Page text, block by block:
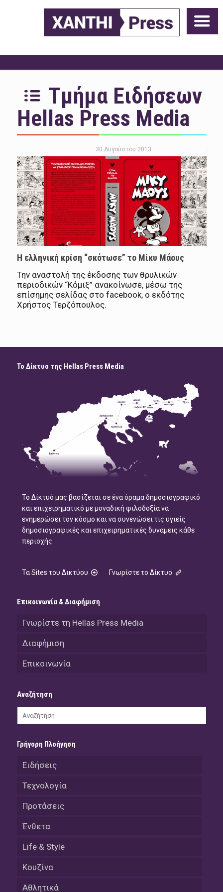
Τμήμα Ειδήσεων
Hellas Press Media
30 Αυγούστου 2013
Η ελληνική κρίση “σκότωσε” το Μίκυ Μάους
Την αναστολή της έκδοσης των θρυλικών
περιοδικών “Κόμιξ” ανακοίνωσε, μέσω της
επίσημης σελίδας στο facebook, ο εκδότης
Χρήστος Τερζόπουλος.
Το Δίκτυο της Hellas Press Media
Το Δίκτυό μας βασίζεται σε ένα όραμα δημοσιογραφικό
και επιχειρηματικό με μοναδική φιλοδοξία να
ενημερώσει τον κόσμο και να συνενώσει τις υγιείς
δημοσιογραφικές και επιχειρηματικές δυνάμεις κάθε
περιοχής.
Τα Sites του Δικτύου Γνωρίστε το Δίκτυο
Επικοινωνία & Διαφήμιση
Γνωρίστε τη Hellas Press Media
Διαφήμιση
Επικοινωνία
Αναζήτηση
Γρήγορη Πλοήγηση
Ειδήσεις
Τεχνολογία
Προτάσεις
Ένθετα
Life & Style
Κουζίνα
Αθλητικά